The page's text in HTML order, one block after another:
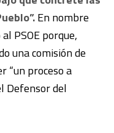
En nombre
PSOE porque,
una comisión de
“un proceso a
Defensor del